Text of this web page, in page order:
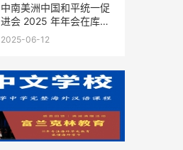
中南美洲中国和平统一促
进会 2025 年年会在库拉
索圆满举行，共绘反“独”
2025-06-12